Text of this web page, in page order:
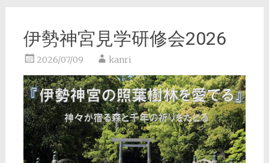
伊勢神宮見学研修会2026
2026/07/09 kanri